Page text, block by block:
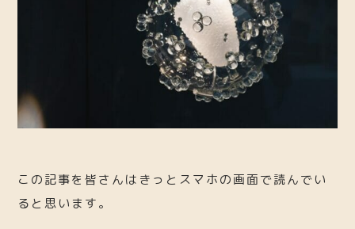
この記事を皆さんはきっとスマホの画面で読んでい
ると思います。